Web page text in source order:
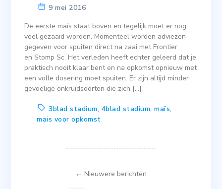
9 mei 2016
De eerste maïs staat boven en tegelijk moet er nog
veel gezaaid worden. Momenteel worden adviezen
gegeven voor spuiten direct na zaai met Frontier
en Stomp Sc. Het verleden heeft echter geleerd dat je
praktisch nooit klaar bent en na opkomst opnieuw met
een volle dosering moet spuiten. Er zijn altijd minder
gevoelige onkruidsoorten die zich […]
3blad stadium, 4blad stadium,maïs,
mais voor opkomst
← Nieuwere berichten